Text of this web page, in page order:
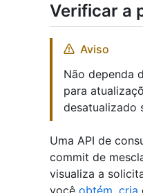
Verificar a
Aviso
Não dependa
para
desatualizado
Uma API de
commit de
visualiza a